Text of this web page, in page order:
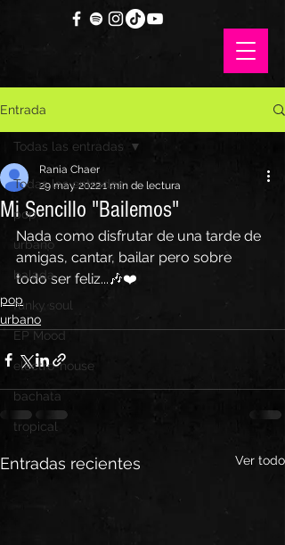
Entrada
Todas las entradas
pop
urbano
balada
funky soul
EP Mood
electro-house
bachata
tropical
Todas las entradas
Mi Sencillo "Bailemos"
Rania Chaer
29 may 20221 min de lectura
Nada como disfrutar de una tarde de
amigas, cantar, bailar pero sobre
todo ser feliz...🎶❤️
pop
urbano
Entradas recientes Ver todo